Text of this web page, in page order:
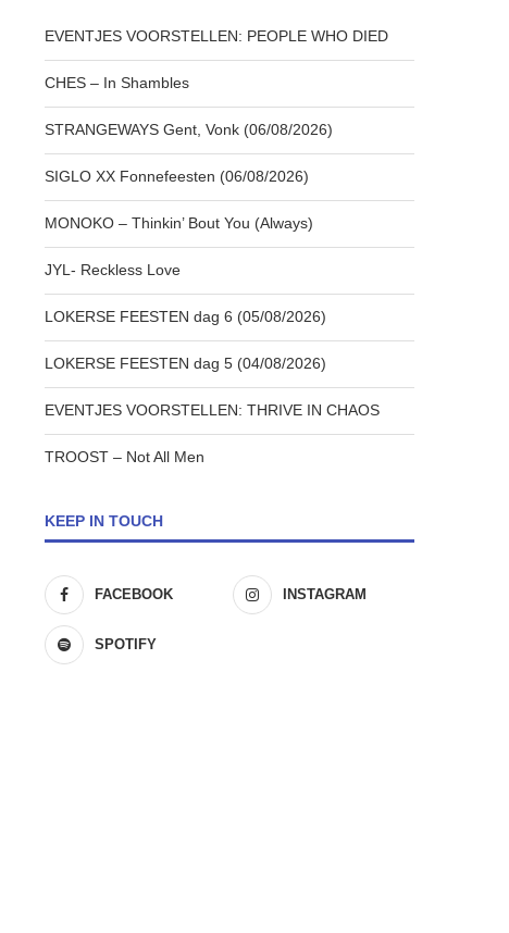
EVENTJES VOORSTELLEN: PEOPLE WHO DIED
CHES – In Shambles
STRANGEWAYS Gent, Vonk (06/08/2026)
SIGLO XX Fonnefeesten (06/08/2026)
MONOKO – Thinkin’ Bout You (Always)
JYL- Reckless Love
LOKERSE FEESTEN dag 6 (05/08/2026)
LOKERSE FEESTEN dag 5 (04/08/2026)
EVENTJES VOORSTELLEN: THRIVE IN CHAOS
TROOST – Not All Men
KEEP IN TOUCH
FACEBOOK INSTAGRAM
SPOTIFY